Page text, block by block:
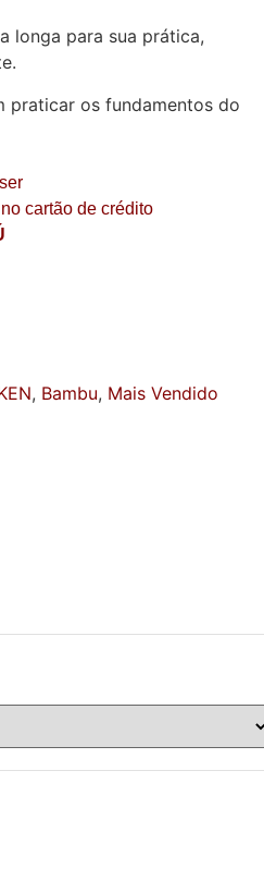
longa para sua prática,
praticar os fundamentos do
no cartão de crédito
, Bambu, Mais Vendido